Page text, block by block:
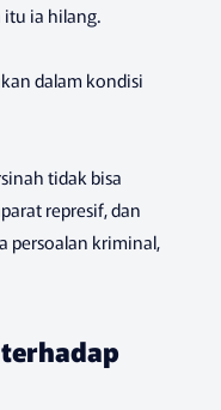
itu ia hilang.
dalam kondisi
tidak bisa
represif, dan
persoalan kriminal,